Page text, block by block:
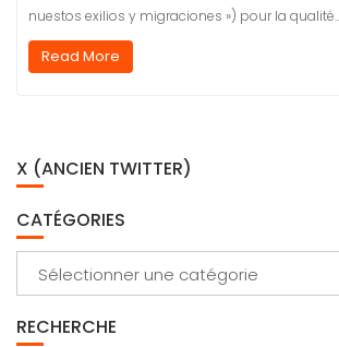
nuestos exilios y migraciones ») pour la
Read More
X (ANCIEN TWITTER)
CATÉGORIES
RECHERCHE